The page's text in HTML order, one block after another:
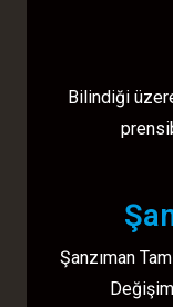
Bilindiği
Şanzıman